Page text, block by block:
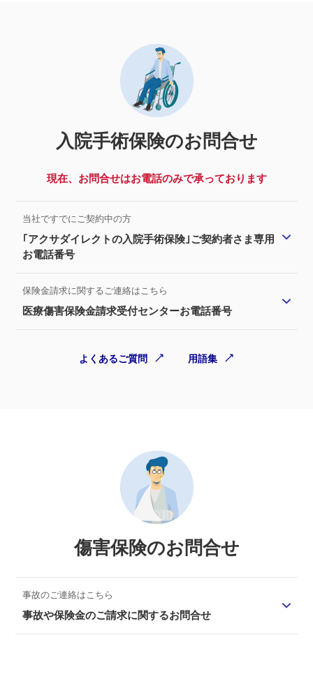
入院手術保険のお問合せ
現在、お問合せはお電話のみで承っております
当社ですでにご契約中の方
｢アクサダイレクトの入院手術保険｣ご契約者さま専用
お電話番号
保険金請求に関するご連絡はこちら
医療傷害保険金請求受付センターお電話番号
よくあるご質問 用語集
傷害保険のお問合せ
事故のご連絡はこちら
事故や保険金のご請求に関するお問合せ